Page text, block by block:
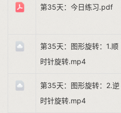
第35天：今日练习.pdf
第35天：图形旋转：1.顺
时针旋转.mp4
第35天：图形旋转：2.逆
时针旋转.mp4